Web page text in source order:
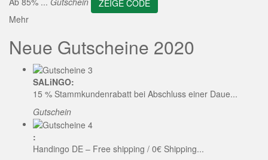
ZEIGE CODE
Mehr
Neue Gutscheine 2020
SALiNGO:
15 % Stammkundenrabatt bei Abschluss einer Daue...
Gutschein
:
Handingo DE – Free shipping / 0€ Shipping...